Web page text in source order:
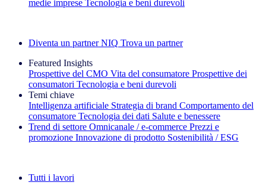
medie imprese Tecnologia e beni durevoli
Diventa un partner NIQ Trova un partner
Featured Insights
Prospettive del CMO Vita del consumatore Prospettive dei
consumatori Tecnologia e beni durevoli
Temi chiave
Intelligenza artificiale Strategia di brand Comportamento del
consumatore Tecnologia dei dati Salute e benessere
Trend di settore Omnicanale / e‑commerce Prezzi e
promozione Innovazione di prodotto Sostenibilità / ESG
Tutti i lavori